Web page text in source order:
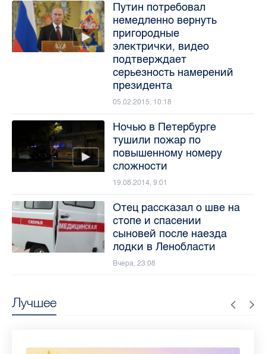
Лучшее
Путин потребовал
немедленно вернуть
пригородные
электрички, видео
подтверждает
серьезность намерений
президента
05.02.2015, 10:18
Ночью в Петербурге
тушили пожар по
повышенному номеру
сложности
19.08.2014, 9:01
Отец рассказал о шве на
стопе и спасении
сыновей после наезда
лодки в Ленобласти
Вчера, 23:08